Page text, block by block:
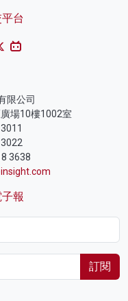
台
限公司
場10樓1002室
3638
報
訂閱